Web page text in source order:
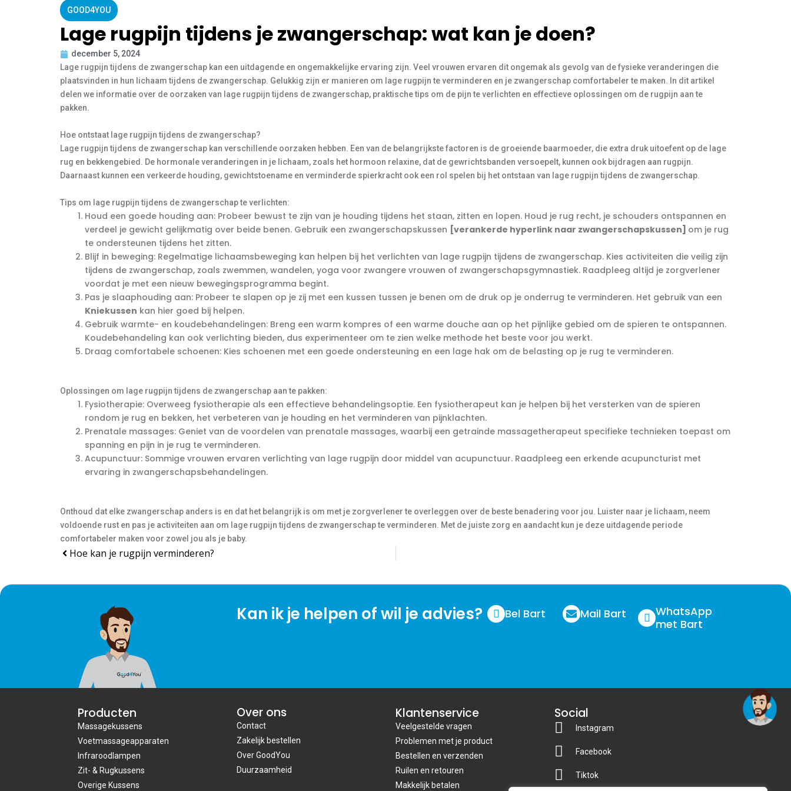
GOOD4YOU
Lage rugpijn tijdens je zwangerschap: wat kan je doen?
december 5, 2024
Lage rugpijn tijdens de zwangerschap kan een uitdagende en ongemakkelijke ervaring zijn. Veel vrouwen ervaren dit ongemak als gevolg van de fysieke veranderingen die
plaatsvinden in hun lichaam tijdens de zwangerschap. Gelukkig zijn er manieren om lage rugpijn te verminderen en je zwangerschap comfortabeler te maken. In dit artikel
delen we informatie over de oorzaken van lage rugpijn tijdens de zwangerschap, praktische tips om de pijn te verlichten en effectieve oplossingen om de rugpijn aan te
pakken.
Hoe ontstaat lage rugpijn tijdens de zwangerschap?
Lage rugpijn tijdens de zwangerschap kan verschillende oorzaken hebben. Een van de belangrijkste factoren is de groeiende baarmoeder, die extra druk uitoefent op de lage
rug en bekkengebied. De hormonale veranderingen in je lichaam, zoals het hormoon relaxine, dat de gewrichtsbanden versoepelt, kunnen ook bijdragen aan rugpijn.
Daarnaast kunnen een verkeerde houding, gewichtstoename en verminderde spierkracht ook een rol spelen bij het ontstaan van lage rugpijn tijdens de zwangerschap.
Tips om lage rugpijn tijdens de zwangerschap te verlichten:
Houd een goede houding aan: Probeer bewust te zijn van je houding tijdens het staan, zitten en lopen. Houd je rug recht, je schouders ontspannen en
verdeel je gewicht gelijkmatig over beide benen. Gebruik een zwangerschapskussen [verankerde hyperlink naar zwangerschapskussen] om je rug
te ondersteunen tijdens het zitten.
Blijf in beweging: Regelmatige lichaamsbeweging kan helpen bij het verlichten van lage rugpijn tijdens de zwangerschap. Kies activiteiten die veilig zijn
tijdens de zwangerschap, zoals zwemmen, wandelen, yoga voor zwangere vrouwen of zwangerschapsgymnastiek. Raadpleeg altijd je zorgverlener
voordat je met een nieuw bewegingsprogramma begint.
Pas je slaaphouding aan: Probeer te slapen op je zij met een kussen tussen je benen om de druk op je onderrug te verminderen. Het gebruik van een
Kniekussen kan hier goed bij helpen.
Gebruik warmte- en koudebehandelingen: Breng een warm kompres of een warme douche aan op het pijnlijke gebied om de spieren te ontspannen.
Koudebehandeling kan ook verlichting bieden, dus experimenteer om te zien welke methode het beste voor jou werkt.
Draag comfortabele schoenen: Kies schoenen met een goede ondersteuning en een lage hak om de belasting op je rug te verminderen.
Oplossingen om lage rugpijn tijdens de zwangerschap aan te pakken:
Fysiotherapie: Overweeg fysiotherapie als een effectieve behandelingsoptie. Een fysiotherapeut kan je helpen bij het versterken van de spieren
rondom je rug en bekken, het verbeteren van je houding en het verminderen van pijnklachten.
Prenatale massages: Geniet van de voordelen van prenatale massages, waarbij een getrainde massagetherapeut specifieke technieken toepast om
spanning en pijn in je rug te verminderen.
Acupunctuur: Sommige vrouwen ervaren verlichting van lage rugpijn door middel van acupunctuur. Raadpleeg een erkende acupuncturist met
ervaring in zwangerschapsbehandelingen.
Onthoud dat elke zwangerschap anders is en dat het belangrijk is om met je zorgverlener te overleggen over de beste benadering voor jou. Luister naar je lichaam, neem
voldoende rust en pas je activiteiten aan om lage rugpijn tijdens de zwangerschap te verminderen. Met de juiste zorg en aandacht kun je deze uitdagende periode
comfortabeler maken voor zowel jou als je baby.
PrevHoe kan je rugpijn verminderen?
Kan ik je helpen of wil je advies? Bel Bart Mail Bart
WhatsApp
met Bart
Producten
Massagekussens
Voetmassageapparaten
Infraroodlampen
Zit- & Rugkussens
Overige Kussens
Over ons
Contact
Zakelijk bestellen
Over GoodYou
Duurzaamheid
Klantenservice
Veelgestelde vragen
Problemen met je product
Bestellen en verzenden
Ruilen en retouren
Makkelijk betalen
Social
Instagram
Facebook
Tiktok